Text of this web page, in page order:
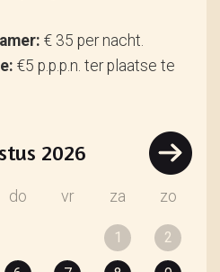
€ 35 per nacht.
€5 p.p.p.n. ter plaatse te
2026
do vr za zo
1 2